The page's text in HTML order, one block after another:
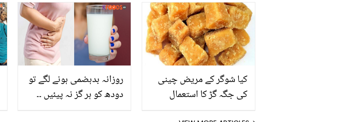
خوبصورت الفاظ کہے؟
روزانہ بدہضمی ہونے لگے تو
دودھ کو ہر گز نہ پیئیں ۔۔
کیا شوگر کے مریض چینی
کی جگہ گڑ کا استعمال